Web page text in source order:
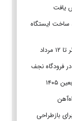
یافت
ساخت ایستگاه
فرودگاه نجف
بازطراحی